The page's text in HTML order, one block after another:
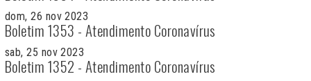
dom, 26 nov 2023
Boletim 1353 - Atendimento Coronavírus
sab, 25 nov 2023
Boletim 1352 - Atendimento Coronavírus